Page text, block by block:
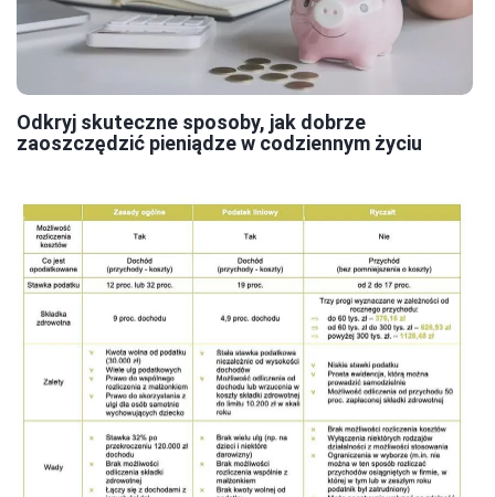
Odkryj skuteczne sposoby, jak dobrze
zaoszczędzić pieniądze w codziennym życiu